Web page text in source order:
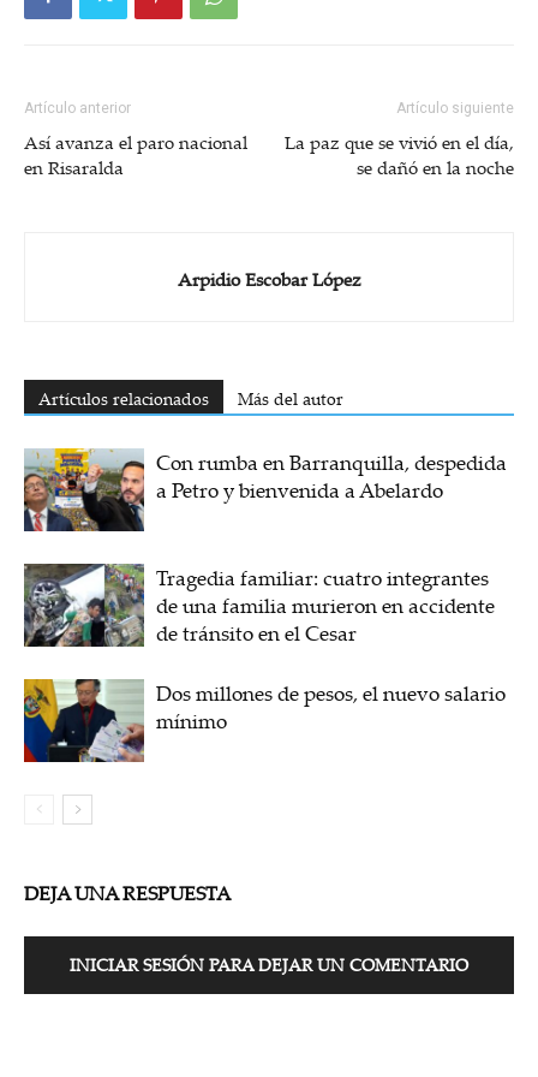
Artículo anterior
Así avanza el paro nacional
en Risaralda
Artículo siguiente
La paz que se vivió en el día,
se dañó en la noche
Arpidio Escobar López
Artículos relacionados Más del autor
Con rumba en Barranquilla, despedida
a Petro y bienvenida a Abelardo
Tragedia familiar: cuatro integrantes
de una familia murieron en accidente
de tránsito en el Cesar
Dos millones de pesos, el nuevo salario
mínimo
DEJA UNA RESPUESTA
INICIAR SESIÓN PARA DEJAR UN COMENTARIO